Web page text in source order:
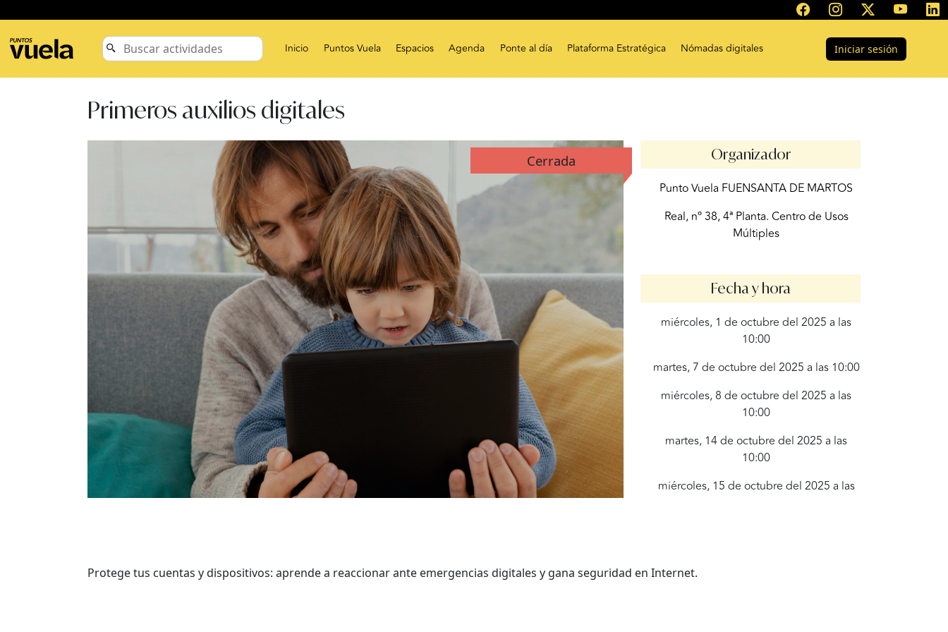
Inicio Puntos Vuela Espacios Agenda Ponte al día Plataforma Estratégica Nómadas digitales Iniciar sesión
Primeros auxilios digitales
Cerrada Organizador
Punto Vuela FUENSANTA DE MARTOS
Real, nº 38, 4ª Planta. Centro de Usos
Múltiples
Fecha y hora
miércoles, 1 de octubre del 2025 a las
10:00
martes, 7 de octubre del 2025 a las 10:00
miércoles, 8 de octubre del 2025 a las
10:00
martes, 14 de octubre del 2025 a las
10:00
miércoles, 15 de octubre del 2025 a las
Protege tus cuentas y dispositivos: aprende a reaccionar ante emergencias digitales y gana seguridad en Internet.